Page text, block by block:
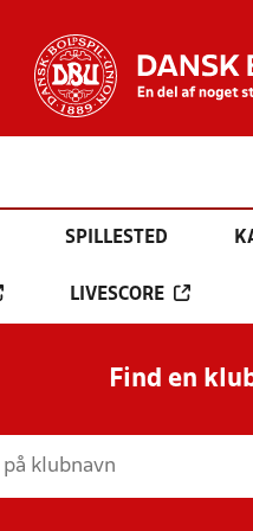
SPILLESTED
LIVESCORE
Find en